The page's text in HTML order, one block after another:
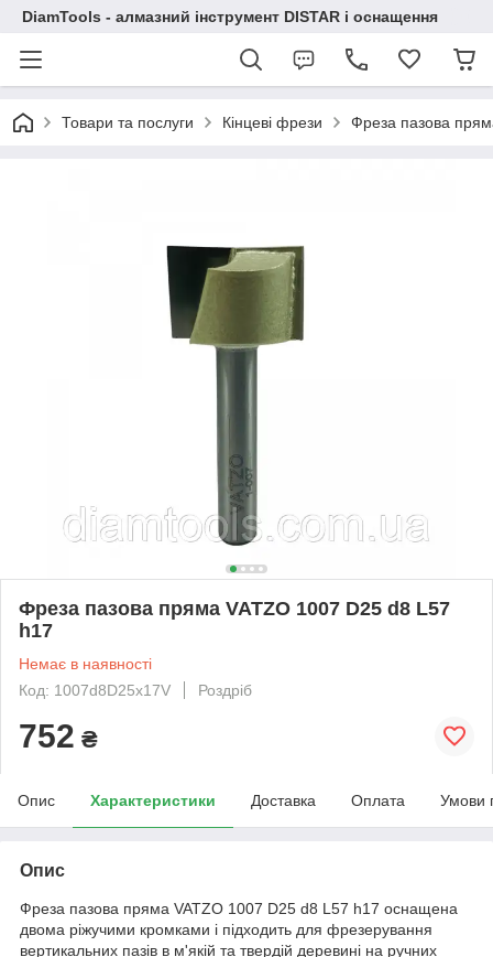
DiamTools - алмазний інструмент DISTAR і оснащення
Товари та послуги Кінцеві фрези Фреза пазова
Фреза пазова пряма VATZO 1007 D25 d8 L57
h17
Немає в наявності
Код: 1007d8D25x17V
Роздріб
752 ₴
Опис Характеристики Доставка Оплата Умови
Опис
Фреза пазова пряма VATZO 1007 D25 d8 L57 h17 оснащена
двома ріжучими кромками і підходить для фрезерування
вертикальних пазів в м'якій та твердій деревині на ручних